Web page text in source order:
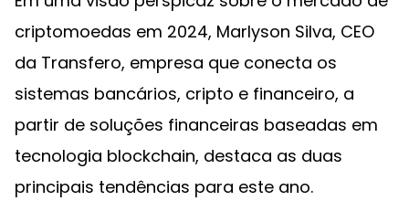
criptomoedas em 2024, Marlyson Silva, CEO
da Transfero, empresa que conecta os
sistemas bancários, cripto e financeiro, a
partir de soluções financeiras baseadas em
tecnologia blockchain, destaca as duas
principais tendências para este ano.